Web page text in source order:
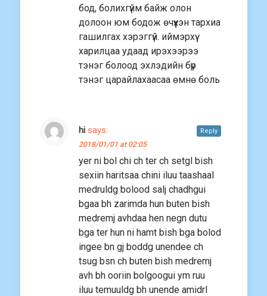
бод, болихгүйм байж олон
долоон юм бодож өчүүхэн тархиа
гашилгах хэрэггүй. иймэрхүү
харилцаа удаад ирэхээрээ
тэнэг болоод эхлэдийн бүр
тэнэг царайлахаасаа өмнө боль
hi says:
2018/01/01 at 02:05
yer ni bol chi ch ter ch setgl bish
sexiin haritsaa chini iluu taashaal
medruldg bolood salj chadhgui
bgaa bh zarimda hun buten bish
medremj avhdaa hen negn dutu
bga ter hun ni hamt bish bga bolod
ingee bn gj boddg unendee ch
tsug bsn ch buten bish medremj
avh bh ooriin bolgoogui ym ruu
iluu temuuldg bh unende amidrl
Reply